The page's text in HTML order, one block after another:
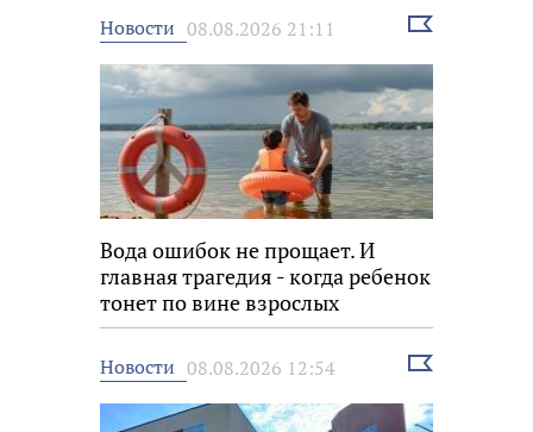
Новости 08.08.2026 21:11
Выбрать
Вода ошибок не прощает. И
главная трагедия - когда ребенок
тонет по вине взрослых
Новости 08.08.2026 12:54
Выбрать